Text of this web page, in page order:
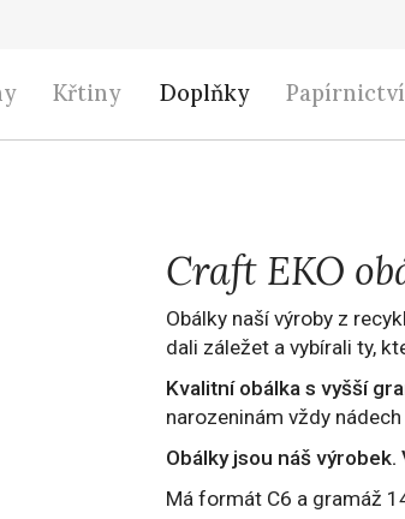
Křtiny Doplňky Papírnictví
Craft EKO
Obálky naší výroby z
dali záležet a vybírali ty,
Kvalitní obálka s vyšší
narozeninám vždy
Obálky jsou náš
Má formát C6 a gramáž